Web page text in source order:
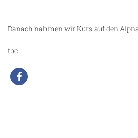
Danach nahmen wir Kurs auf den
tbc